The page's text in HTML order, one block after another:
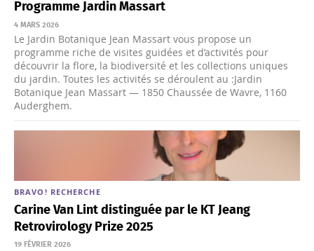
Programme Jardin Massart
4 MARS 2026
Le Jardin Botanique Jean Massart vous propose un
programme riche de visites guidées et d’activités pour
découvrir la flore, la biodiversité et les collections uniques
du jardin. Toutes les activités se déroulent au :Jardin
Botanique Jean Massart — 1850 Chaussée de Wavre, 1160
Auderghem.
BRAVO! RECHERCHE
Carine Van Lint distinguée par le KT Jeang
Retrovirology Prize 2025
19 FÉVRIER 2026